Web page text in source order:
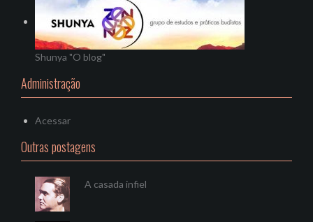
Shunya "O blog"
Administração
Acessar
Outras postagens
A casada infiel